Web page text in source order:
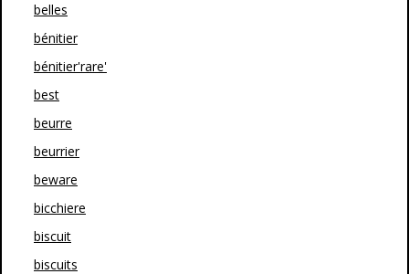
belles
bénitier
bénitier'rare'
best
beurre
beurrier
beware
bicchiere
biscuit
biscuits